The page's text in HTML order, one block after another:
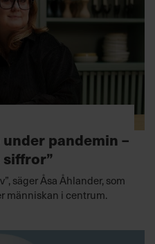
pandemin –
säger Åsa Åhlander, som
människan i centrum.